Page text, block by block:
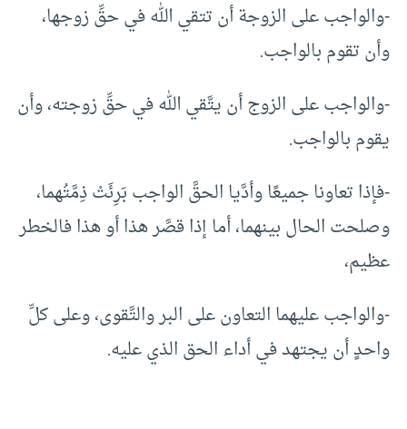
-والواجب على الزوجة أن تتقي الله في حقِّ زوجها،
وأن تقوم بالواجب.
-والواجب على الزوج أن يتَّقي الله في حقِّ زوجته، وأن
يقوم بالواجب.
-فإذا تعاونا جميعًا وأدَّيا الحقَّ الواجب بَرِئَتْ ذِمَّتُهما،
وصلحت الحال بينهما، أما إذا قصَّر هذا أو هذا فالخطر
عظيم،
-والواجب عليهما التعاون على البر والتَّقوى، وعلى كلِّ
واحدٍ أن يجتهد في أداء الحق الذي عليه.